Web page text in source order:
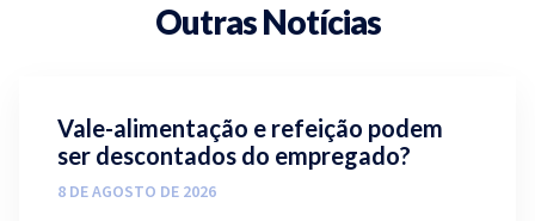
Outras Notícias
Vale-alimentação e refeição podem
ser descontados do empregado?
8 DE AGOSTO DE 2026